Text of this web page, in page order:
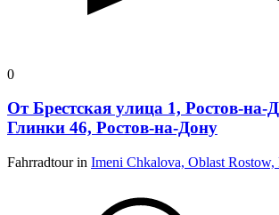
0
От Брестская улица 1, Ростов-на-
Глинки 46, Ростов-на-Дону
Fahrradtour in Imeni Chkalova, Oblast Rostow,